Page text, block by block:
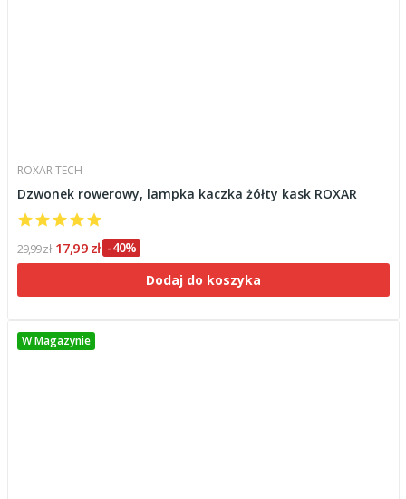
ROXAR TECH
Dzwonek rowerowy, lampka kaczka żółty kask ROXAR
29,99 zł 17,99 zł -40%
Dodaj do koszyka
W Magazynie